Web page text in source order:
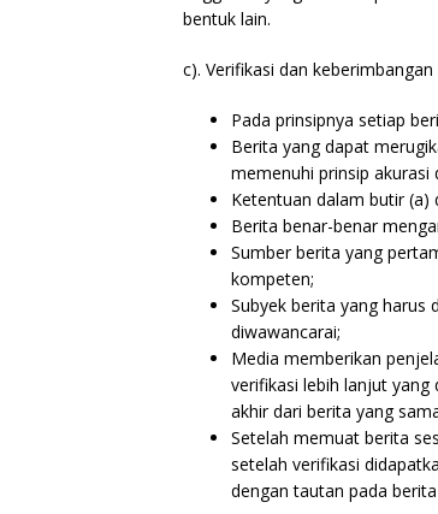
bentuk lain.
c). Verifikasi dan
Pada prinsipnya setiap
Berita yang dapat
memenuhi prinsip akurasi
Ketentuan dalam butir (a)
Berita benar-benar
Sumber berita yang
kompeten;
Subyek berita yang harus
diwawancarai;
Media memberikan
verifikasi lebih lanjut yang
akhir dari berita yang
Setelah memuat berita
setelah verifikasi
dengan tautan pada